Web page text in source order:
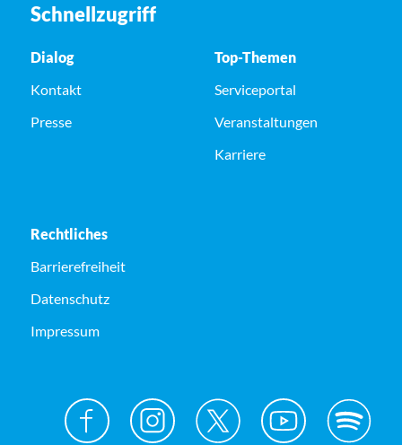
Schnellzugriff
Dialog
Kontakt
Presse
Top-Themen
Serviceportal
Veranstaltungen
Karriere
Rechtliches
Barrierefreiheit
Datenschutz
Impressum